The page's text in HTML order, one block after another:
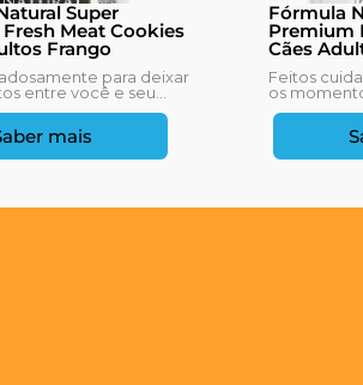
Super
Meat Cookies
Frango
para deixar
entre você e seu...
mais
Fórmula
Premium
Cães
Feitos
os